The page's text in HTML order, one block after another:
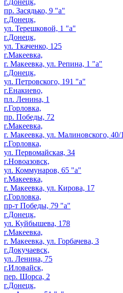
г.Донецк,
пр. Засядько, 9 "а"
г.Донецк,
ул. Терешковой, 1 "а"
г.Донецк,
ул. Ткаченко, 125
г.Макеевка,
г. Макеевка, ул. Репина, 1 "а"
г.Донецк,
ул. Петровского, 191 "а"
г.Енакиево,
пл. Ленина, 1
г.Горловка,
пр. Победы, 72
г.Макеевка,
г. Макеевка, ул. Малиновского, 40/
г.Горловка,
ул. Первомайская, 34
г.Новоазовск,
ул. Коммунаров, 65 "а"
г.Макеевка,
г. Макеевка, ул. Кирова, 17
г.Горловка,
пр-т Победы, 79 "а"
г.Донецк,
ул. Куйбышева, 178
г.Макеевка,
г. Макеевка, ул. Горбачева, 3
г.Докучаевск,
ул. Ленина, 75
г.Иловайск,
пер. Щорса, 2
г.Донецк,